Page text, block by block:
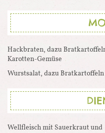
Hackbraten, dazu
Karotten-Gemüse
Wurstsalat, dazu Bratkartoffeln
Wellfleisch mit Sauerkraut und